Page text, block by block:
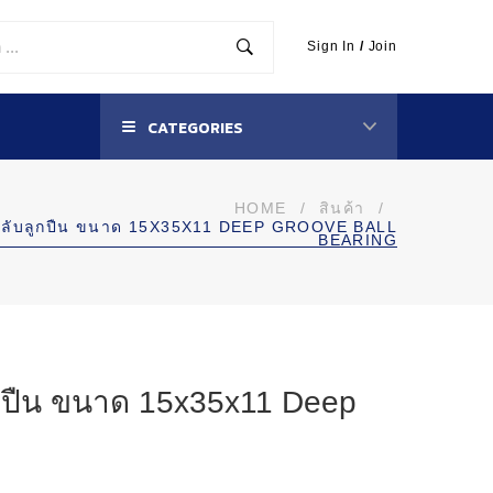
Sign In / Join
CATEGORIES
HOME / สินค้า
/
บลูกปืน ขนาด 15X35X11 DEEP GROOVE BALL
BEARING
น ขนาด 15x35x11 Deep